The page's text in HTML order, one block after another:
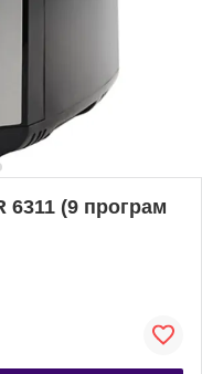
(9 програм